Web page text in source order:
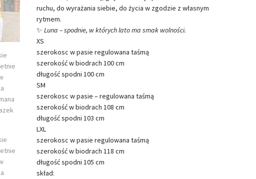
ruchu, do wyrażania siebie, do życia w zgodzie z własnym
rytmem.
✨Luna – spodnie, w których lato ma smak wolności.
XS
szerokosc w pasie regulowana taśmą
szerokość w biodrach 100 cm
długość spodni 100 cm
SM
szerokosc w pasie – regulowana taśmą
szerokość w biodrach 108 cm
długość spodni 103 cm
LXL
szerokosc w pasie regulowana taśmą
szerokość w biodrach 118 cm
długość spodni 105 cm
skład: